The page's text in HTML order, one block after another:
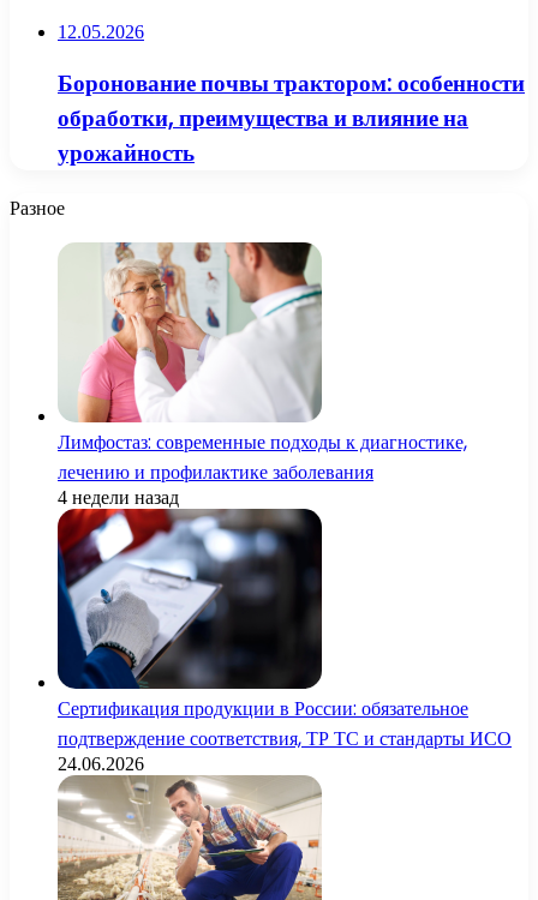
12.05.2026
Боронование почвы трактором: особенности
обработки, преимущества и влияние на
урожайность
Разное
Лимфостаз: современные подходы к диагностике,
лечению и профилактике заболевания
4 недели назад
Сертификация продукции в России: обязательное
подтверждение соответствия, ТР ТС и стандарты ИСО
24.06.2026